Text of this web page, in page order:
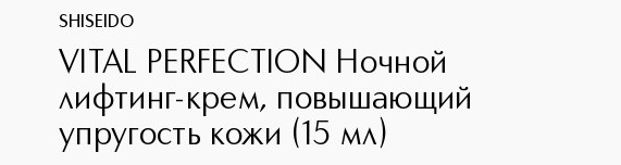
SHISEIDO
VITAL PERFECTION Ночной
лифтинг-крем, повышающий
упругость кожи (15 мл)